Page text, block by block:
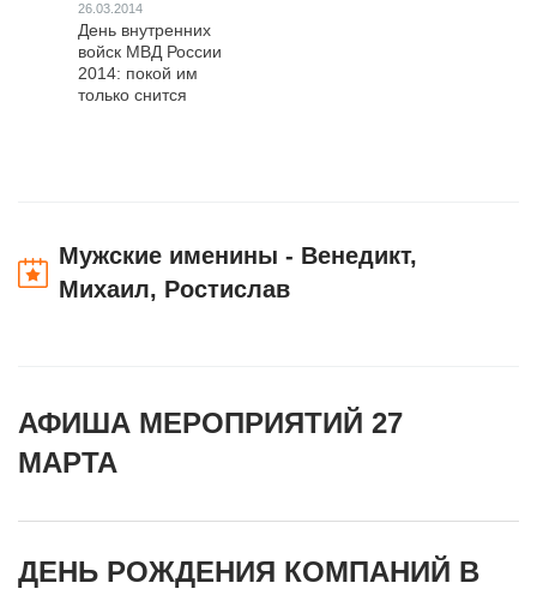
26.03.2014
День внутренних
войск МВД России
2014: покой им
только снится
Мужские именины - Венедикт,
Михаил, Ростислав
АФИША МЕРОПРИЯТИЙ 27
МАРТА
ДЕНЬ РОЖДЕНИЯ КОМПАНИЙ В